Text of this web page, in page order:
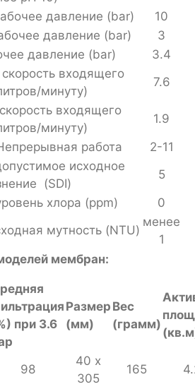
давление (bar)
10
давление (bar)
3
давление (bar)
3.4
входящего
минуту)
7.6
входящего
минуту)
1.9
работа
2-11
исходное
(SDI)
5
хлора (ppm)
0
мутность (NTU)
менее
1
мембран:
при 3.6
Размер
(мм)
Вес
(грамм)
98
40 x
305
165